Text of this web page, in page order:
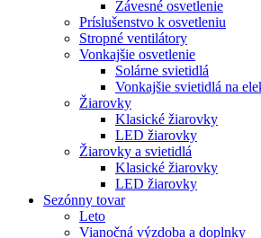
Závesné osvetlenie
Príslušenstvo k osvetleniu
Stropné ventilátory
Vonkajšie osvetlenie
Solárne svietidlá
Vonkajšie svietidlá na
Žiarovky
Klasické žiarovky
LED žiarovky
Žiarovky a svietidlá
Klasické žiarovky
LED žiarovky
Sezónny tovar
Leto
Vianočná výzdoba a doplnky